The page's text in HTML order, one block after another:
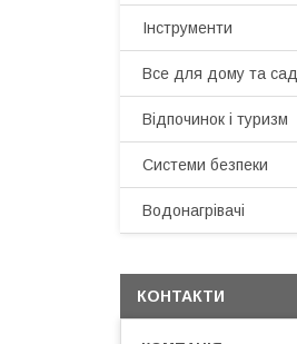
Інструменти
Все для дому та
Відпочинок і туризм
Системи безпеки
Водонагрівачі
КОНТАКТИ